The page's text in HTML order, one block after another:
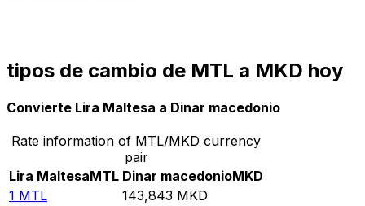
tipos de cambio de MTL a MKD hoy
Convierte Lira Maltesa a Dinar macedonio
Rate information of MTL/MKD currency
pair
Lira MaltesaMTL Dinar macedonioMKD
1 MTL 143,843 MKD